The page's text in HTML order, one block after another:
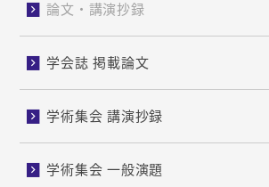
論文・講演抄録
学会誌 掲載論文
学術集会 講演抄録
学術集会 一般演題